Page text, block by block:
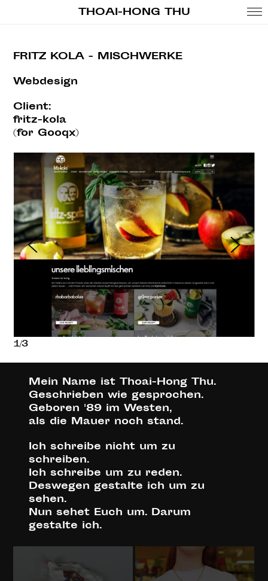
Clients
Music
Contact
Imprint
THOAI-HONG THU
FRITZ KOLA - MISCHWERKE
Webdesign
Client:
fritz-kola
(for Gooqx)
1/3
Mein Name ist Thoai-Hong Thu.
Geschrieben wie gesprochen.
Geboren '89 im Westen,
als die Mauer noch stand.
Ich schreibe nicht um zu
schreiben.
Ich schreibe um zu reden.
Deswegen gestalte ich um zu
sehen.
Nun sehet Euch um. Darum
gestalte ich.